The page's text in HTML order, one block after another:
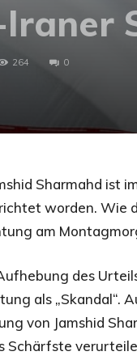
264 0
Sharmahd ist
worden. Wie
am
des
als „Skandal“.
von Jamshid
Schärfste